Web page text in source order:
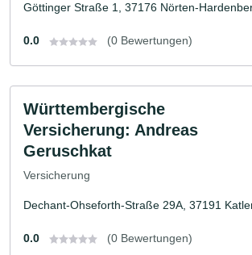
Göttinger Straße 1, 37176 Nörten-
0.0 (0 Bewertungen)
Württembergische
Versicherung: Andreas
Geruschkat
Versicherung
Dechant-Ohseforth-Straße 29A, 37191
0.0 (0 Bewertungen)